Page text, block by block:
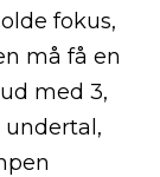
fokus,
må få en
med 3,
undertal,